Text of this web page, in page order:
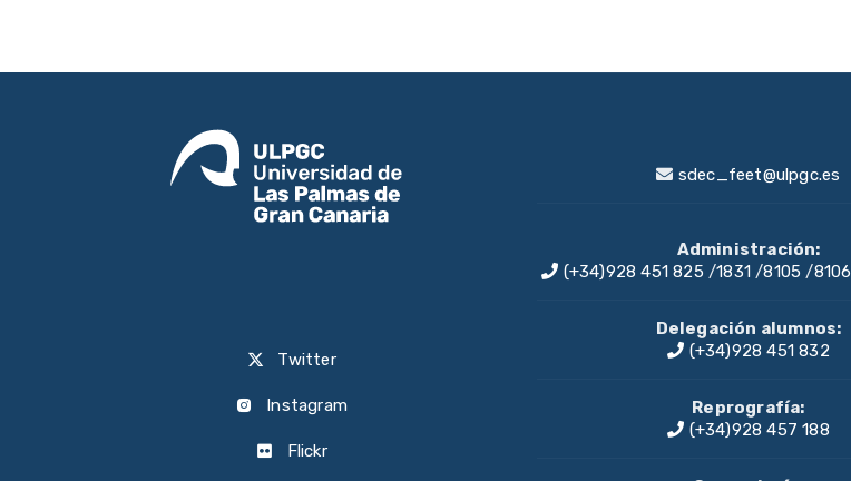
Twitter
Instagram
Flickr
sdec_feet@ulpgc.es
Administración:
(+34)928 451 825 /1831/8105 /8106
Delegación alumnos:
(+34)928 451 832
Reprografía:
(+34)928 457 188